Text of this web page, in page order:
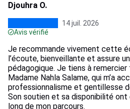
Djouhra O.
14 juil. 2026
Avis vérifié
Je recommande vivement cette
l’écoute, bienveillante et assure
pédagogique. Je tiens à
Madame Nahla Salame, qui m’a
professionnalisme et gentillesse
Son soutien et sa disponibilité
long de mon parcours.